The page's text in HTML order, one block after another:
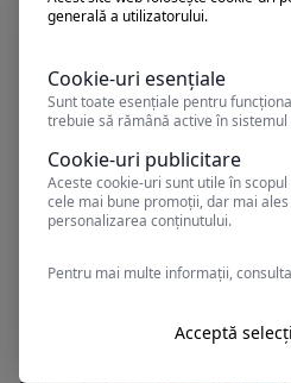
Mamaia,
generală a utilizatorului.
Cookie-uri esențiale
Sunt toate esențiale pentru
trebuie să rămână active în
Cookie-uri publicitare
Aceste cookie-uri sunt utile în
cele mai bune promoții, dar mai
personalizarea conținutului.
Pentru mai multe informații,
Acceptă